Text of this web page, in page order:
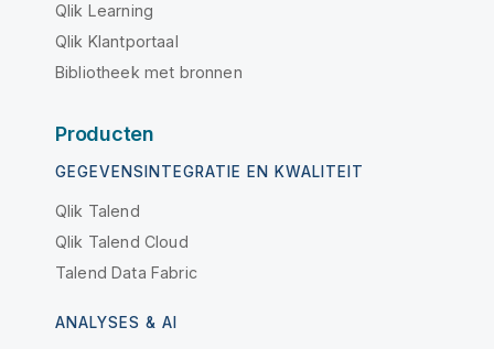
Qlik Learning
Qlik Klantportaal
Bibliotheek met bronnen
Producten
GEGEVENSINTEGRATIE EN KWALITEIT
Qlik Talend
Qlik Talend Cloud
Talend Data Fabric
ANALYSES & AI